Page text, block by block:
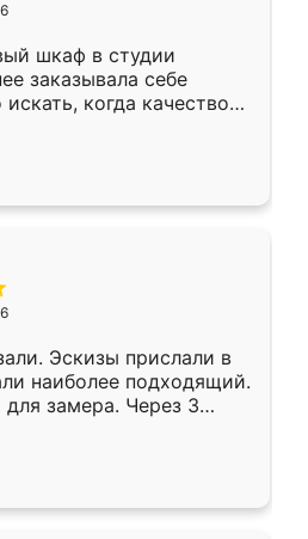
шкаф в студии
заказывала себе
когда качеством
кухня уже почти
нет.
Эскизы прислали в
наиболее подходящий.
для замера. Через 3
уже готова. Остались
Спасибо Ренессанс
работу!